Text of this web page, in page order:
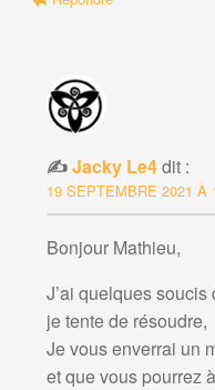
Jacky Le4dit :
19 SEPTEMBRE 2021 À
Bonjour Mathieu,
J’ai quelques
je tente de résoudre,
Je vous enverrai un
et que vous pourrez